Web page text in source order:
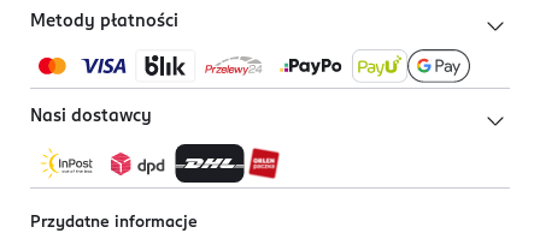
Metody płatności
Nasi dostawcy
Przydatne informacje